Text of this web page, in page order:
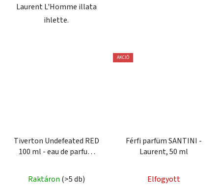
Laurent L'Homme illata
ihlette.
Tiverton Undefeated RED
100 ml - eau de parfum
Raktáron (>5 db)
AKCIÓ
Férfi parfüm SANTINI -
Laurent, 50 ml
termék
Elfogyott